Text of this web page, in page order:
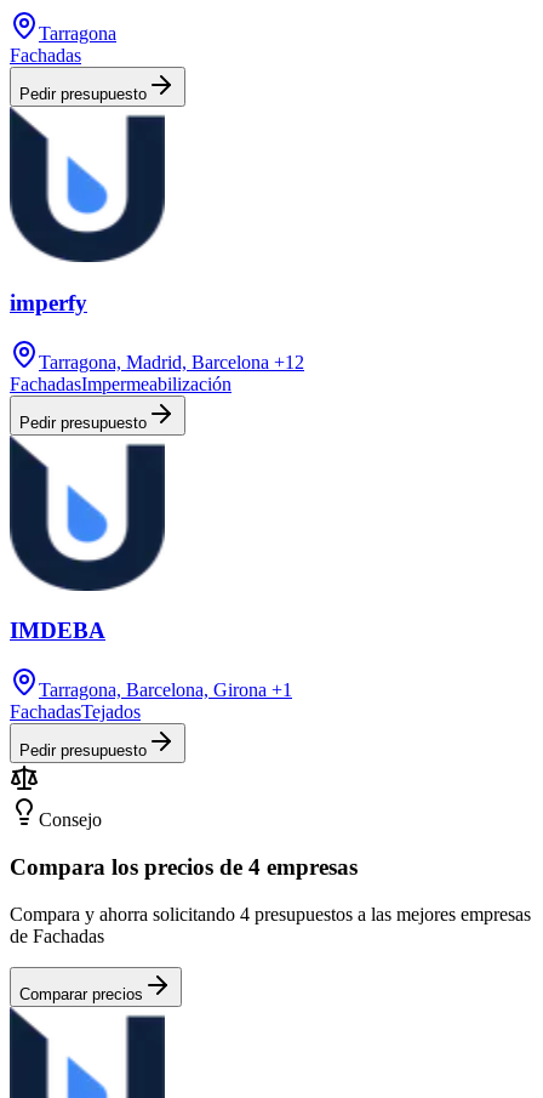
Tarragona
Fachadas
Pedir presupuesto
imperfy
Tarragona, Madrid, Barcelona +12
FachadasImpermeabilización
Pedir presupuesto
IMDEBA
Tarragona, Barcelona, Girona +1
FachadasTejados
Pedir presupuesto
Consejo
Compara los precios de 4 empresas
Compara y ahorra solicitando 4 presupuestos a las mejores empresas
de Fachadas
Comparar precios